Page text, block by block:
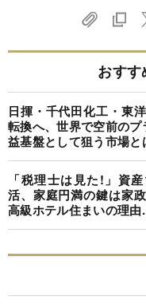
おす
日揮・千代田化工・東
転換へ、世界で空前の
益基盤として狙う市場と
「税理士は見た!」資
活、家庭円満の鍵は家
高級ホテル住まいの理由